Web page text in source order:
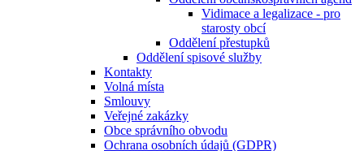
Vidimace a legalizace - pro
starosty obcí
Oddělení přestupků
Oddělení spisové služby
Kontakty
Volná místa
Smlouvy
Veřejné zakázky
Obce správního obvodu
Ochrana osobních údajů (GDPR)